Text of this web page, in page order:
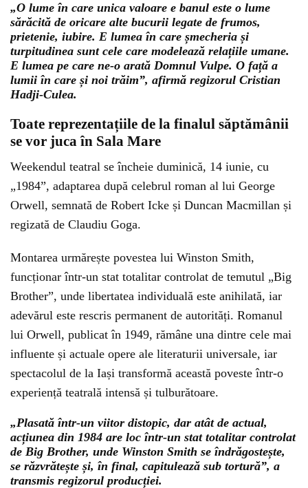
„O lume în care unica valoare e banul este o lume
sărăcită de oricare alte bucurii legate de frumos,
prietenie, iubire. E lumea în care șmecheria și
turpitudinea sunt cele care modelează relațiile umane.
E lumea pe care ne-o arată Domnul Vulpe. O față a
lumii în care și noi trăim”, afirmă regizorul Cristian
Hadji-Culea.
Toate reprezentațiile de la finalul săptămânii
se vor juca în Sala Mare
Weekendul teatral se încheie duminică, 14 iunie, cu
„1984”, adaptarea după celebrul roman al lui George
Orwell, semnată de Robert Icke și Duncan Macmillan și
regizată de Claudiu Goga.
Montarea urmărește povestea lui Winston Smith,
funcționar într-un stat totalitar controlat de temutul „Big
Brother”, unde libertatea individuală este anihilată, iar
adevărul este rescris permanent de autorități. Romanul
lui Orwell, publicat în 1949, rămâne una dintre cele mai
influente și actuale opere ale literaturii universale, iar
spectacolul de la Iași transformă această poveste într-o
experiență teatrală intensă și tulburătoare.
„Plasată într-un viitor distopic, dar atât de actual,
acțiunea din 1984 are loc într-un stat totalitar controlat
de Big Brother, unde Winston Smith se îndrăgostește,
se răzvrătește și, în final, capitulează sub tortură”, a
transmis regizorul producției.